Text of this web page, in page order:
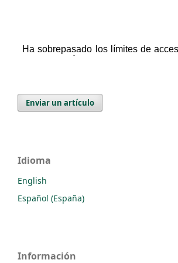
Enviar un artículo
Idioma
English
Español (España)
Información